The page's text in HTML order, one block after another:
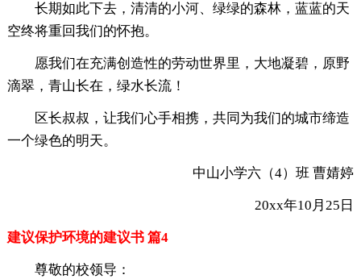
长期如此下去，清清的小河、绿绿的森林，蓝蓝的天
空终将重回我们的怀抱。
愿我们在充满创造性的劳动世界里，大地凝碧，原野
滴翠，青山长在，绿水长流！
区长叔叔，让我们心手相携，共同为我们的城市缔造
一个绿色的明天。
中山小学六（4）班 曹婧婷
20xx年10月25日
建议保护环境的建议书 篇4
尊敬的校领导：